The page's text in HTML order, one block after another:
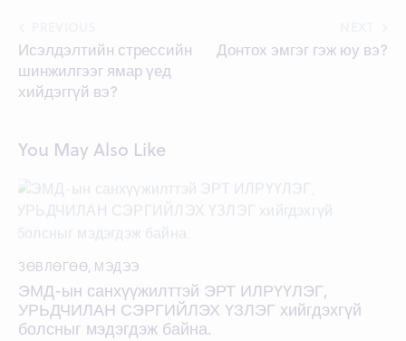
navigation
Исэлдэлтийн стрессийн
шинжилгээг ямар үед
хийдэггүй вэ?
Донтох эмгэг гэж юу вэ?
You May Also Like
ЗӨВЛӨГӨӨ МЭДЭЭ
ЭМД-ын санхүүжилттэй ЭРТ ИЛРҮҮЛЭГ,
УРЬДЧИЛАН СЭРГИЙЛЭХ ҮЗЛЭГ хийгдэхгүй
болсныг мэдэгдэж байна.